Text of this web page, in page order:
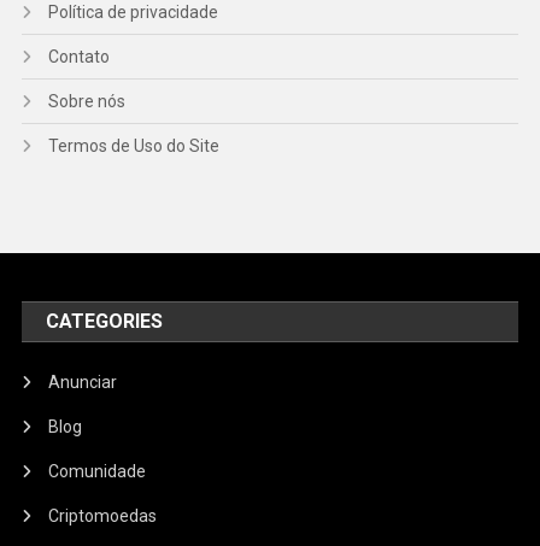
Política de privacidade
Contato
Sobre nós
Termos de Uso do Site
CATEGORIES
Anunciar
Blog
Comunidade
Criptomoedas